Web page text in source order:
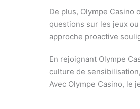
De plus, Olympe
questions sur les jeux
approche proactive
En rejoignant Olympe
culture de
Avec Olympe Casino, le